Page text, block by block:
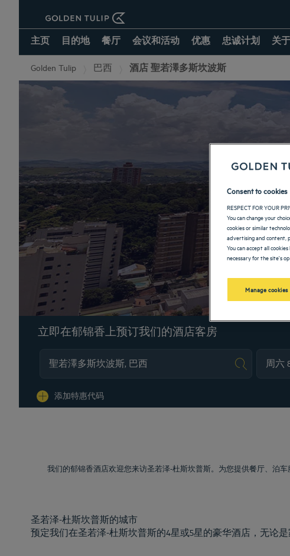
主页 目的地 餐厅 会议和活动 优惠 忠诚计划 关于
Golden Tulip 巴西 酒店 聖若澤多斯坎波斯
圣
立即在郁锦香上预订我们的酒店客房
添加特惠代码
我们的郁锦香酒店欢迎您来访圣若泽-杜斯坎普斯。为您提供餐厅、泊
圣若泽-杜斯坎普斯的城市
预定我们在圣若泽-杜斯坎普斯的4星或5星的豪华酒店，无论
Consent to cookies
RESPECT FOR YOUR
You can change your
cookies or similar
advertising and content,
You can accept all
necessary for the site's
Manage cookies